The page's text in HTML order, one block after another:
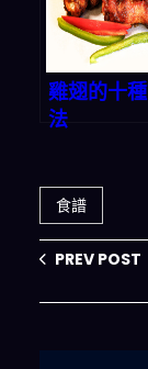
雞翅的十
法
食譜
PREV POST